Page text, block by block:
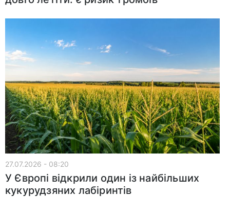
27.07.2026 - 08:20
У Європі відкрили один із найбільших
кукурудзяних лабіринтів